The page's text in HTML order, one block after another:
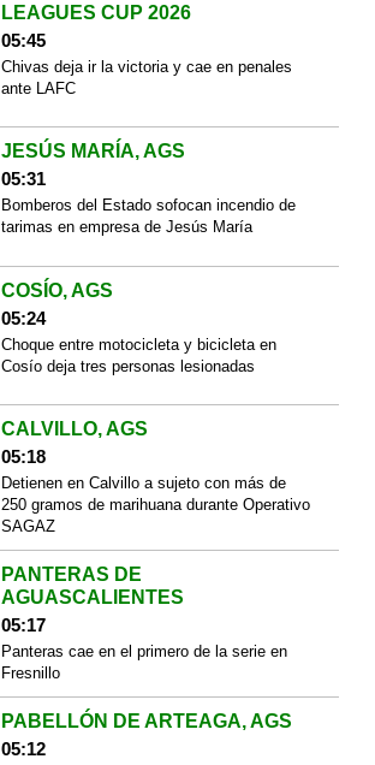
LEAGUES CUP 2026
05:45
Chivas deja ir la victoria y cae en penales
ante LAFC
JESÚS MARÍA, AGS
05:31
Bomberos del Estado sofocan incendio de
tarimas en empresa de Jesús María
COSÍO, AGS
05:24
Choque entre motocicleta y bicicleta en
Cosío deja tres personas lesionadas
CALVILLO, AGS
05:18
Detienen en Calvillo a sujeto con más de
250 gramos de marihuana durante Operativo
SAGAZ
PANTERAS DE
AGUASCALIENTES
05:17
Panteras cae en el primero de la serie en
Fresnillo
PABELLÓN DE ARTEAGA, AGS
05:12